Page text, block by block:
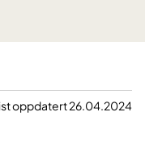
oppdatert 26.04.2024